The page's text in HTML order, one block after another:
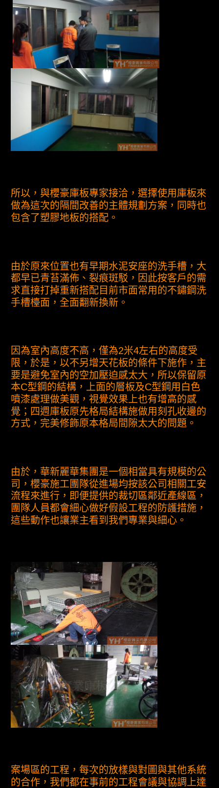
所以，與櫻豪庫板專家接洽，選擇使用庫板來
做為這次的隔間改善的主體規劃方案，同時也
包含了塑膠地板的搭配。
由於原來位置也有早期水泥安座的洗手槽，大
都早已青苔滿佈、裂痕斑駁，因此按客戶的需
求直接打掉重新搭配目前市面常用的不鏽鋼洗
手槽檯面，全面翻新換新。
因為室內高度不高，僅為2米4左右的高度受
限，於是，以不另增天花板的條件下施作，主
要是避免室內的空加壓迫感太大，所以保留原
本C型鋼的結構，上面的層板及C型鋼用白色
噴漆處理做美觀，視覺效果上也有增高的感
覺；四週庫板原先格局結構施做用刻孔收邊的
方式，完美修飾原本格局間隙太大的問題。
由於，華新麗華集團是一個相當具有規模的公
司，櫻豪施工團隊從進場均按該公司相關工安
流程來進行，即便提供的裁切區鄰近產線區，
團隊人員都會細心做好假設工程的防護措施，
這些動作也讓業主看到我們專業與細心。
案場區的工程，每次的放樣與對圖與其他系統
的合作，我們都在事前的工程會議與協調上達